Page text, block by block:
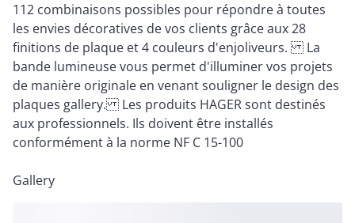
112 combinaisons possibles pour répondre à toutes
les envies décoratives de vos clients grâce aux 28
finitions de plaque et 4 couleurs d'enjoliveurs. La
bande lumineuse vous permet d'illuminer vos projets
de manière originale en venant souligner le design des
plaques gallery. Les produits HAGER sont destinés
aux professionnels. Ils doivent être installés
conformément à la norme NF C 15-100
Gallery